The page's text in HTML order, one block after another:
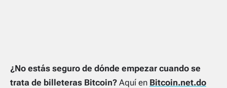
¿No estás seguro de dónde empezar cuando se
trata de billeteras Bitcoin? Aquí en Bitcoin.net.do